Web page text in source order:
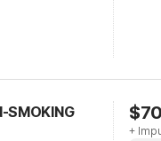
SMOKING $70
+